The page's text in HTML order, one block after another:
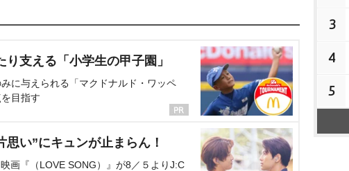
支える「小学生の甲子園」
に与えられる「マクドナルド・ワッペ
目指す
い”にキュンが止まらん！
画『（LOVE SONG）』が8／５よりJ:C
3
4
5